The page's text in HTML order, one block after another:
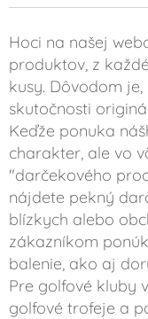
Hoci na našej
produktov, z
kusy. Dôvodom
skutočnosti
Keďže ponuka
charakter, ale vo
"darčekového
nájdete pekný
blízkych alebo
zákazníkom
balenie, ako aj
Pre golfové kluby
golfové trofeje a